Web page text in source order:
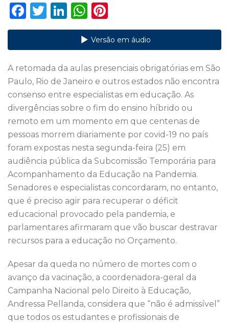
F
a
b
o
o
k
T
w
te
r
Li
n
dI
n
W
h
a
A
p
p
n
te
st
Versão em áudio
A retomada da aulas presenciais obrigatórias em São
Paulo, Rio de Janeiro e outros estados não encontra
consenso entre especialistas em educação. As
divergências sobre o fim do ensino híbrido ou
remoto em um momento em que centenas de
pessoas morrem diariamente por covid-19 no país
foram expostas nesta segunda-feira (25) em
audiência pública da Subcomissão Temporária para
Acompanhamento da Educação na Pandemia.
Senadores e especialistas concordaram, no entanto,
que é preciso agir para recuperar o déficit
educacional provocado pela pandemia, e
parlamentares afirmaram que vão buscar destravar
recursos para a educação no Orçamento.
Apesar da queda no número de mortes com o
avanço da vacinação, a coordenadora-geral da
Campanha Nacional pelo Direito à Educação,
Andressa Pellanda, considera que “não é admissível”
que todos os estudantes e profissionais de